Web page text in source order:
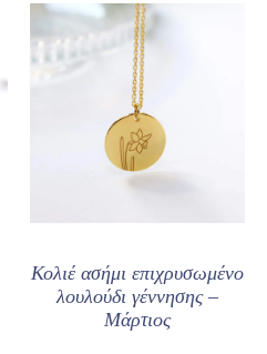
Κολιέ ασήμι επιχρυσωμένο
λουλούδι γέννησης –
Μάρτιος